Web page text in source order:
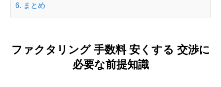
6. まとめ
ファクタリング 手数料 安くする 交渉に
必要な前提知識